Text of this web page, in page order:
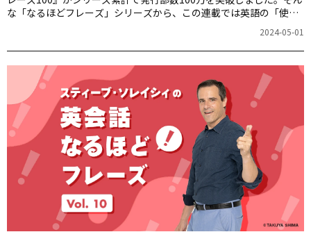
な「なるほどフレーズ」シリーズから、この連載では英語の「使え
2024-05-01